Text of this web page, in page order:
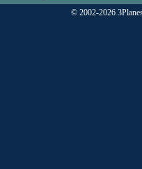
© 2002-2026